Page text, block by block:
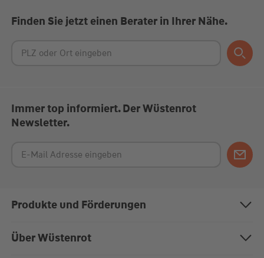
Finden Sie jetzt einen Berater in Ihrer Nähe.
Immer top informiert. Der Wüstenrot
Newsletter.
Produkte und Förderungen
Bausparen
Über Wüstenrot